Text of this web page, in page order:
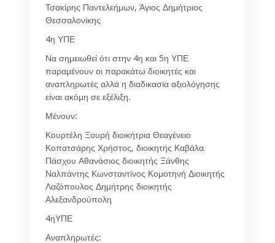
Τσακίρης Παντελεήμων, Άγιος Δημήτριος
Θεσσαλονίκης
4η ΥΠΕ
Να σημειωθεί ότι στην 4η και 5η ΥΠΕ
παραμένουν οι παρακάτω διοικητές και
αναπληρωτές αλλά η διαδικασία αξιολόγησης
είναι ακόμη σε εξέλιξη.
Μένουν:
Κουρτέλη Ξουρή διοικήτρια Θεαγένειο
Κοπατσάρης Χρήστος, διοικητής Καβάλα
Πάσχου Αθανάσιος διοικητής Ξάνθης
Ναλπάντης Κωνσταντίνος Κομοτηνή Διοικητής
Λαζόπουλος Δημήτρης διοικητής
Αλεξανδρούπολη
4ηΥΠΕ
Αναπληρωτές: